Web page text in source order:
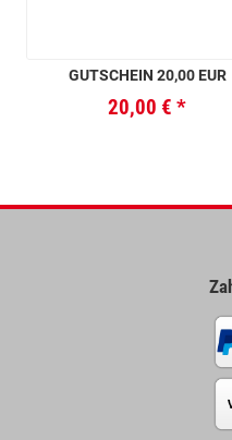
GUTSCHEIN 20,00 EUR
20,00 € *